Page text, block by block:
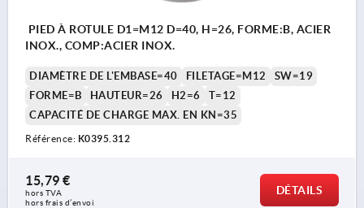
PIED À ROTULE D1=M12 D=40, H=26, FORME:B, ACIER
INOX., COMP:ACIER INOX.
DIAMÈTRE DE L'EMBASE=40 FILETAGE=M12
SW=19
FORME=B
HAUTEUR=26 H2=6
T=12
CAPACITÉ DE CHARGE MAX. EN KN=35
Référence: K0395.312
15,79 €
hors TVA
hors frais d’envoi
DÉTAILS